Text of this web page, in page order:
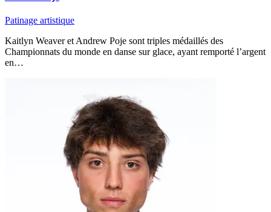
Patinage artistique
Kaitlyn Weaver et Andrew Poje sont triples médaillés des
Championnats du monde en danse sur glace, ayant remporté l’argent
en…